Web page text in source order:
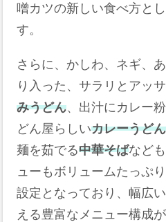
噌カツの新しい食べ方と
す。
さらに、かしわ、ネギ、
り入った、サラリとアッ
みうどん、出汁にカレー
どん屋らしいカレーうどん
麺を茹でる中華そばなど
ューもボリュームたっぷ
設定となっており、幅広
える豊富なメニュー構成が